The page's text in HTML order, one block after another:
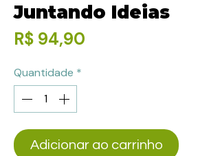
Juntando Ideias
R$ 94,90
Quantidade *
Adicionar ao carrinho